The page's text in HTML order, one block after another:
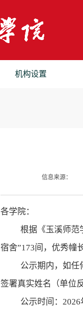
机构设置
信息来源：
各学院：
根据《玉溪师范
宿舍”173间，优秀幢
公示期内，如任
签署真实姓名（单位
公示时间： 2026